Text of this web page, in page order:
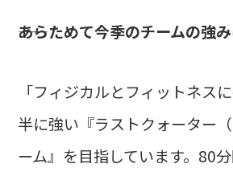
――あらためて今季のチームの強
「フィジカルとフィットネス
半に強い『ラストクォーター
ーム』を目指しています。80